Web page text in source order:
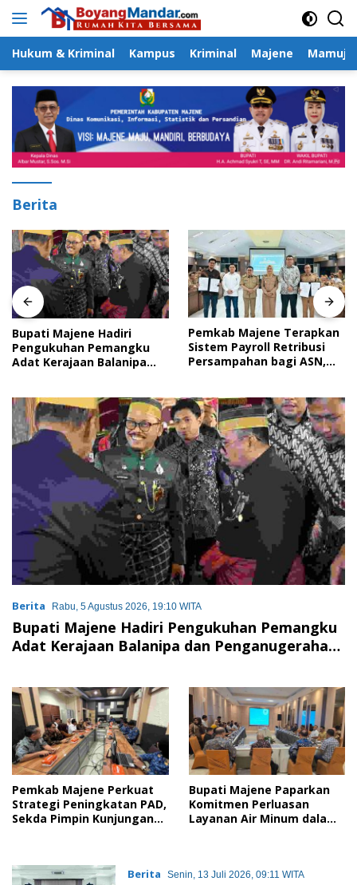
Langsung
Hukum & Kriminal Kampus Kriminal Majene Mamuju
Berita
Bupati Majene Hadiri
Pengukuhan Pemangku
Adat Kerajaan Balanipa
Pemkab Majene Terapkan
Sistem Payroll Retribusi
Persampahan bagi ASN,
Berita Rabu, 5 Agustus 2026, 19:10 WITA
Bupati Majene Hadiri Pengukuhan Pemangku
Adat Kerajaan Balanipa dan Penganugerahan
Pemkab Majene Perkuat
Strategi Peningkatan PAD,
Sekda Pimpin Kunjungan
Bupati Majene Paparkan
Komitmen Perluasan
Layanan Air Minum dalam
Berita Senin, 13 Juli 2026, 09:11 WITA